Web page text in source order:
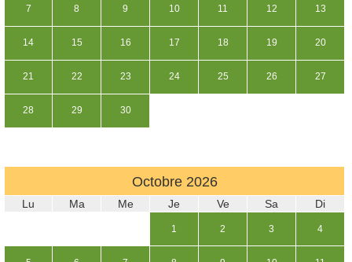
7 8 9 10 11 12 13
14 15 16 17 18 19 20
21 22 23 24 25 26 27
28 29 30
Octobre 2026
Lu Ma Me Je Ve Sa Di
1 2 3 4